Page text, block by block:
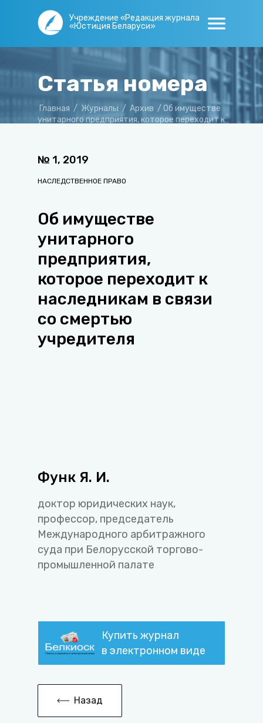
Учреждение «Редакция журнала
«Юстиция Беларуси»
Статья номера
Главная / Журналы / Архив / Об имуществе
унитарного предприятия, которое переходит к
№ 1, 2019
НАСЛЕДСТВЕННОЕ ПРАВО
Об имуществе
унитарного
предприятия,
которое переходит к
наследникам в связи
со смертью
учредителя
Функ Я. И.
доктор юридических наук,
профессор, председатель
Международного арбитражного
суда при Белорусской торгово-
промышленной палате
Купить журнал
в электронном виде
Назад